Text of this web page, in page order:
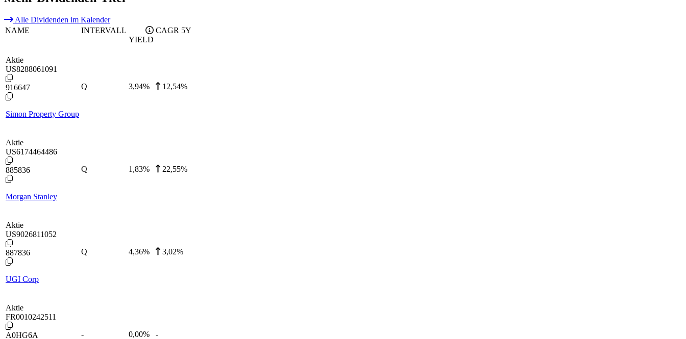
Alle Dividenden im Kalender
NAME
INTERVALL
YIELD
CAGR 5Y
Aktie
US8288061091
916647
Simon Property Group
Q 3,94% 12,54%
Aktie
US6174464486
885836
Morgan Stanley
Q 1,83% 22,55%
Aktie
US9026811052
887836
UGI Corp
Q 4,36% 3,02%
Aktie
FR0010242511
A0HG6A - 0,00% -